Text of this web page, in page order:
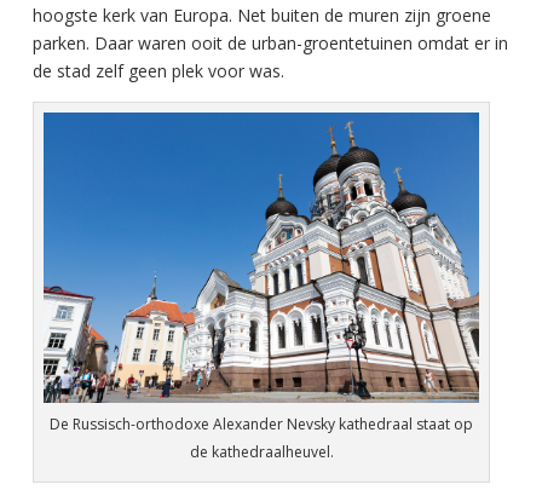
hoogste kerk van Europa. Net buiten de muren zijn groene
parken. Daar waren ooit de urban-groentetuinen omdat er in
de stad zelf geen plek voor was.
De Russisch-orthodoxe Alexander Nevsky kathedraal staat op
de kathedraalheuvel.